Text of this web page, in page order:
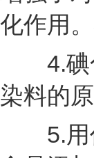
化作用
4.碘
染料的原
5.用作